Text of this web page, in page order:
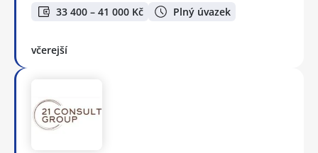
33 400 – 41 000 Kč Plný úvazek
včerejší